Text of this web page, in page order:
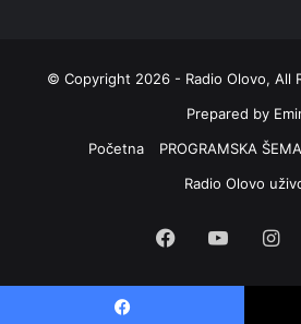
© Copyright 2026 - Radio Olovo, All
Prepared by
Početna
PROGRAMSKA
Radio Olovo
Facebook
YouTube